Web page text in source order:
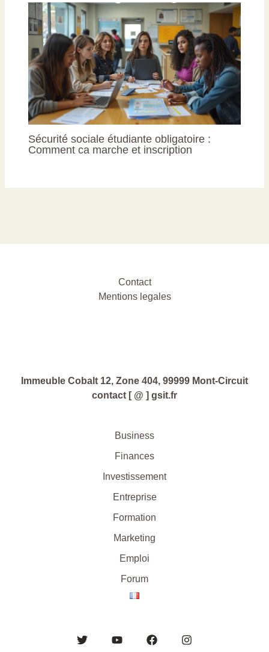
Sécurité sociale étudiante obligatoire :
Comment ca marche et inscription
Contact
Mentions legales
Immeuble Cobalt 12, Zone 404, 99999 Mont-Circuit
contact [ @ ] gsit.fr
Business
Finances
Investissement
Entreprise
Formation
Marketing
Emploi
Forum